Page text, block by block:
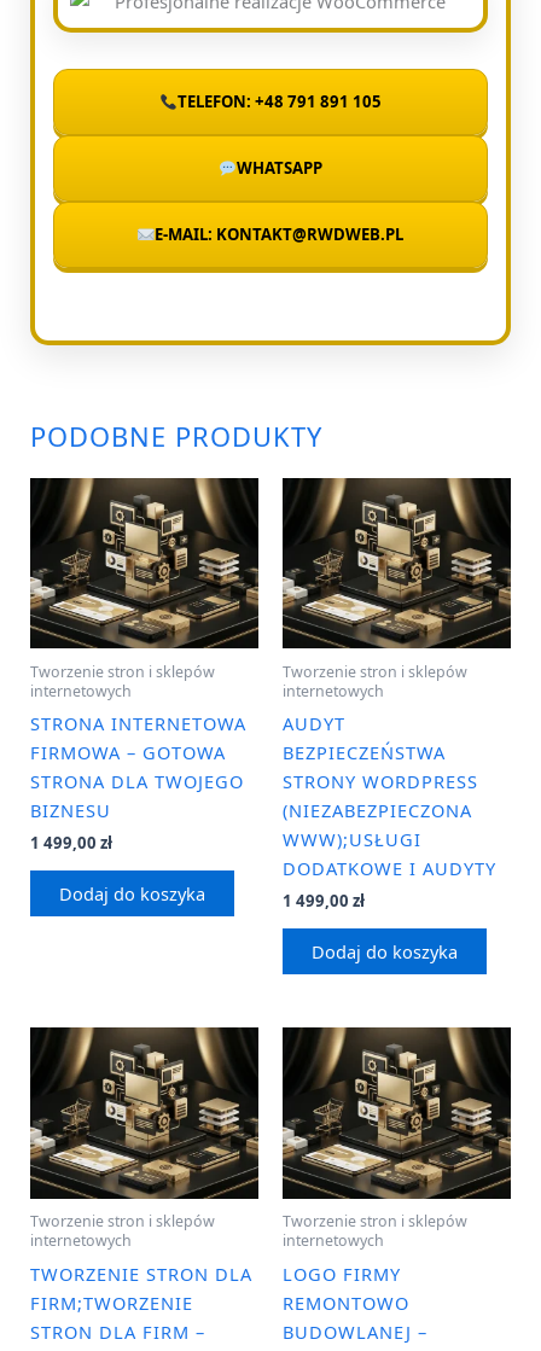
TELEFON: +48 791 891 105
WHATSAPP
E-MAIL: KONTAKT@RWDWEB.PL
PODOBNE PRODUKTY
Tworzenie stron i sklepów
internetowych
STRONA INTERNETOWA
FIRMOWA – GOTOWA
STRONA DLA TWOJEGO
BIZNESU
1 499,00 zł
Dodaj do koszyka
Tworzenie stron i sklepów
internetowych
AUDYT
BEZPIECZEŃSTWA
STRONY WORDPRESS
(NIEZABEZPIECZONA
WWW);USŁUGI
DODATKOWE I AUDYTY
1 499,00 zł
Dodaj do koszyka
Tworzenie stron i sklepów
internetowych
TWORZENIE STRON DLA
FIRM;TWORZENIE
STRON DLA FIRM –
Tworzenie stron i sklepów
internetowych
LOGO FIRMY
REMONTOWO
BUDOWLANEJ –